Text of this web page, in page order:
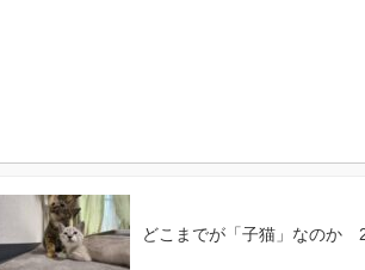
どこまでが「子猫」なのか